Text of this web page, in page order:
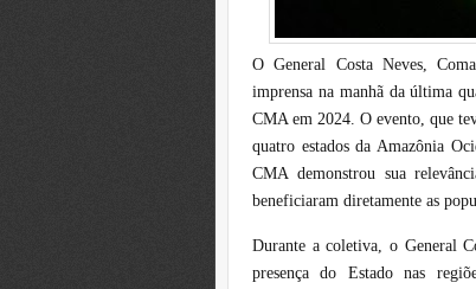
O General Costa Neves,
imprensa na manhã da última
CMA em 2024. O evento, que
quatro estados da Amazônia
CMA demonstrou sua
beneficiaram diretamente as
Durante a coletiva, o General
presença do Estado nas